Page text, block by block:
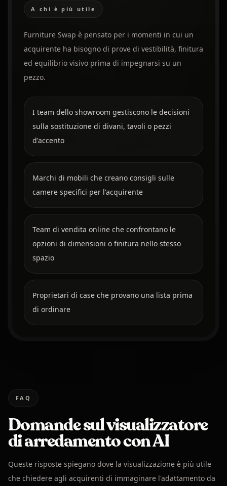
A chi è più utile
Furniture Swap è pensato per i momenti in cui un
acquirente ha bisogno di prove di vestibilità, finitura
ed equilibrio visivo prima di impegnarsi su un
pezzo.
I team dello showroom gestiscono le decisioni
sulla sostituzione di divani, tavoli o pezzi
d'accento
Marchi di mobili che creano consigli sulle
camere specifici per l'acquirente
Team di vendita online che confrontano le
opzioni di dimensioni o finitura nello stesso
spazio
Proprietari di case che provano una lista prima
di ordinare
FAQ
Domande sul visualizzatore
di arredamento con AI
Queste risposte spiegano dove la visualizzazione è più utile
che chiedere agli acquirenti di immaginare l'adattamento da